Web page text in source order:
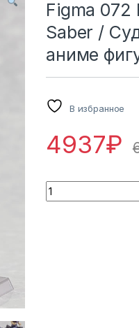
Figma 072
Saber /
аниме
В избранное
4937₽
Figma 072 Fate